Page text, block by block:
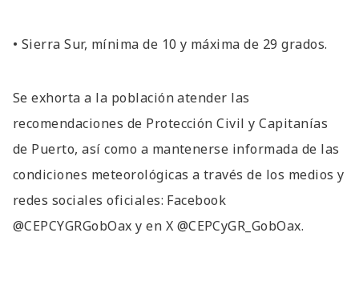
• Sierra Sur, mínima de 10 y máxima de 29 grados.
Se exhorta a la población atender las
recomendaciones de Protección Civil y Capitanías
de Puerto, así como a mantenerse informada de las
condiciones meteorológicas a través de los medios y
redes sociales oficiales: Facebook
@CEPCYGRGobOax y en X @CEPCyGR_GobOax.